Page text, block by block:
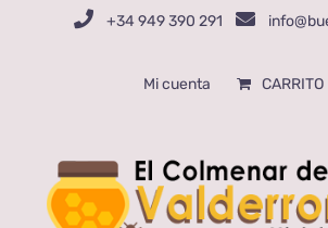
+34 949 390 291
Mi cuenta CARRITO